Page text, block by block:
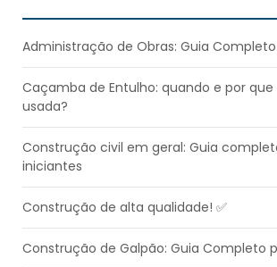
Administração de Obras: Guia
Caçamba de Entulho: quando e por que
usada?
Construção civil em geral: Guia
iniciantes
Construção de alta qualidade! ✅​
Construção de Galpão: Guia Completo